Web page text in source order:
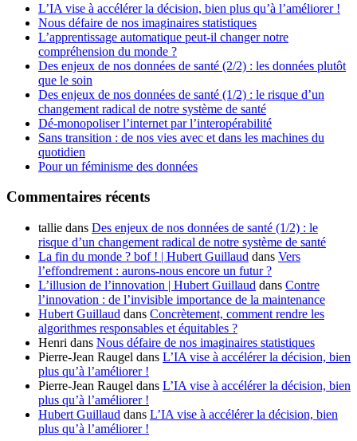
L’IA vise à accélérer la décision, bien plus qu’à l’améliorer !
Nous défaire de nos imaginaires statistiques
L’apprentissage automatique peut-il changer notre
compréhension du monde ?
Des enjeux de nos données de santé (2/2) : les données plutôt
que le soin
Des enjeux de nos données de santé (1/2) : le risque d’un
changement radical de notre système de santé
Dé-monopoliser l’internet par l’interopérabilité
Sans transition : de nos vies avec et dans les machines du
quotidien
Pour un féminisme des données
Commentaires récents
tallie dans Des enjeux de nos données de santé (1/2) : le
risque d’un changement radical de notre système de santé
La fin du monde ? bof ! | Hubert Guillaud dans Vers
l’effondrement : aurons-nous encore un futur ?
L’illusion de l’innovation | Hubert Guillaud dans Contre
l’innovation : de l’invisible importance de la maintenance
Hubert Guillaud dans Concrètement, comment rendre les
algorithmes responsables et équitables ?
Henri dans Nous défaire de nos imaginaires statistiques
Pierre-Jean Raugel dans L’IA vise à accélérer la décision, bien
plus qu’à l’améliorer !
Pierre-Jean Raugel dans L’IA vise à accélérer la décision, bien
plus qu’à l’améliorer !
Hubert Guillaud dans L’IA vise à accélérer la décision, bien
plus qu’à l’améliorer !